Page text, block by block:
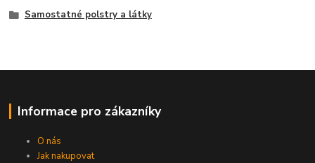
Samostatné polstry a látky
Informace pro zákazníky
O nás
Jak nakupovat